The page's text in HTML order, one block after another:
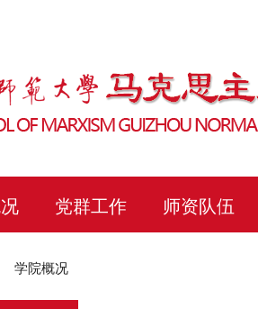
党群工作 师资队伍
学院概况